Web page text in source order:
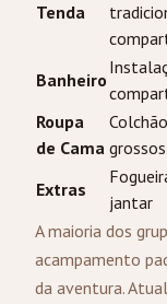
Tenda
Banheiro
Roupa
de Cama grossos
Extras
jantar
A maioria dos
acampamento
da aventura.